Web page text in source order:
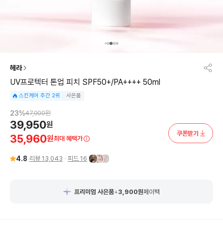
헤라
UV프로텍터 톤업 피치 SPF50+/PA++++ 50ml
스킨케어 주간 2위 사은품
23%47,000원
39,950원
35,960원최대 혜택가
쿠폰받기
4.8 리뷰 13,043 피드 16
프리미엄 사은품+3,900원페이백